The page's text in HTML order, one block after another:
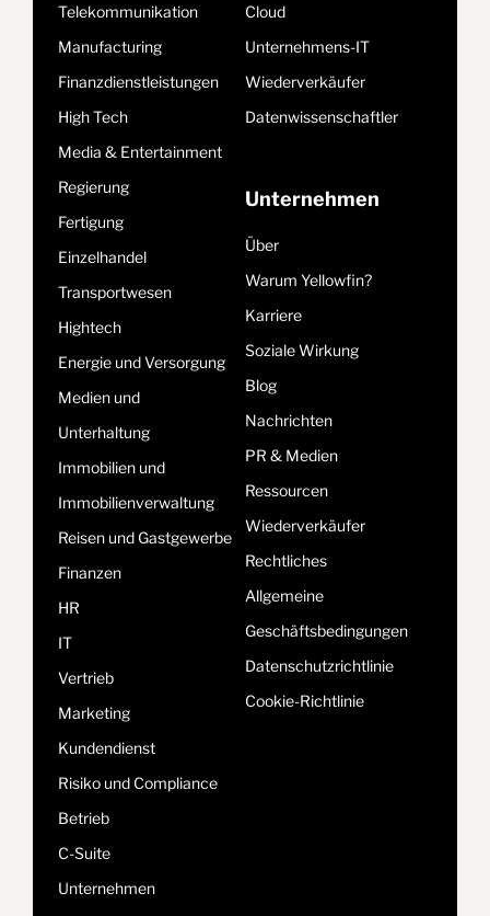
Telekommunikation
Manufacturing
Finanzdienstleistungen
High Tech
Media & Entertainment
Regierung
Fertigung
Einzelhandel
Transportwesen
Hightech
Energie und Versorgung
Medien und
Unterhaltung
Immobilien und
Immobilienverwaltung
Reisen und Gastgewerbe
Finanzen
HR
IT
Vertrieb
Marketing
Kundendienst
Risiko und Compliance
Betrieb
C-Suite
Unternehmen
Cloud
Unternehmens-IT
Wiederverkäufer
Datenwissenschaftler
Unternehmen
Über
Warum Yellowfin?
Karriere
Soziale Wirkung
Blog
Nachrichten
PR & Medien
Ressourcen
Wiederverkäufer
Rechtliches
Allgemeine
Geschäftsbedingungen
Datenschutzrichtlinie
Cookie-Richtlinie